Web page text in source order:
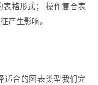
格形式； 操作复合表
产生影响。
适合的图表类型我们完